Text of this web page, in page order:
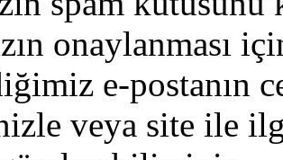
onaylanması
e-postanın
veya site ile